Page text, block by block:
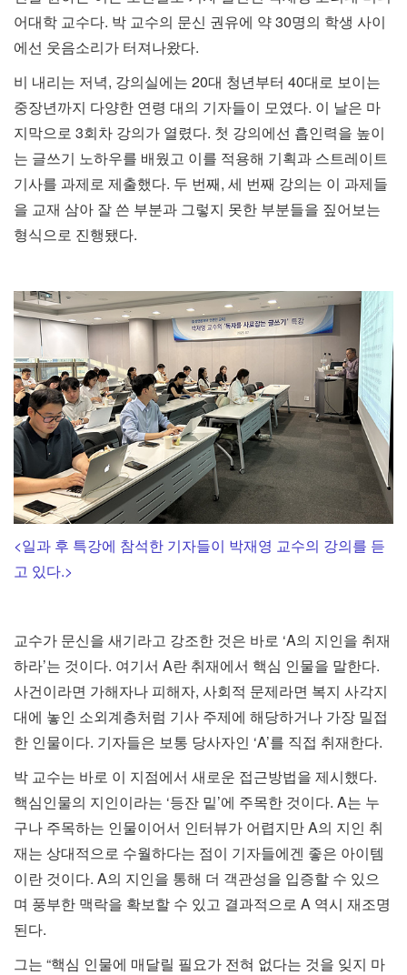
어대학 교수다. 박 교수의 문신 권유에 약 30명의 학생 사이
에선 웃음소리가 터져나왔다.
비 내리는 저녁, 강의실에는 20대 청년부터 40대로 보이는
중장년까지 다양한 연령 대의 기자들이 모였다. 이 날은 마
지막으로 3회차 강의가 열렸다. 첫 강의에선 흡인력을 높이
는 글쓰기 노하우를 배웠고 이를 적용해 기획과 스트레이트
기사를 과제로 제출했다. 두 번째, 세 번째 강의는 이 과제들
을 교재 삼아 잘 쓴 부분과 그렇지 못한 부분들을 짚어보는
형식으로 진행됐다.
<일과 후 특강에 참석한 기자들이 박재영 교수의 강의를 듣
고 있다.>
교수가 문신을 새기라고 강조한 것은 바로 ‘A의 지인을 취재
하라’는 것이다. 여기서 A란 취재에서 핵심 인물을 말한다.
사건이라면 가해자나 피해자, 사회적 문제라면 복지 사각지
대에 놓인 소외계층처럼 기사 주제에 해당하거나 가장 밀접
한 인물이다. 기자들은 보통 당사자인 ‘A’를 직접 취재한다.
박 교수는 바로 이 지점에서 새로운 접근방법을 제시했다.
핵심인물의 지인이라는 ‘등잔 밑’에 주목한 것이다. A는 누
구나 주목하는 인물이어서 인터뷰가 어렵지만 A의 지인 취
재는 상대적으로 수월하다는 점이 기자들에겐 좋은 아이템
이란 것이다. A의 지인을 통해 더 객관성을 입증할 수 있으
며 풍부한 맥락을 확보할 수 있고 결과적으로 A 역시 재조명
된다.
그는 “핵심 인물에 매달릴 필요가 전혀 없다는 것을 잊지 마